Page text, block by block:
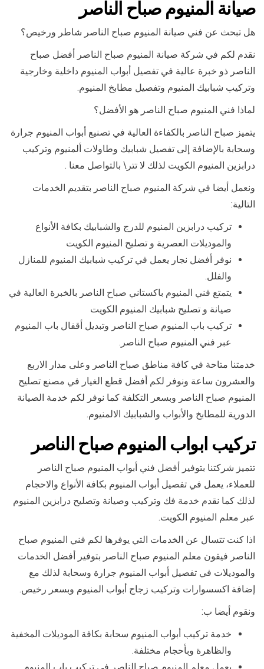
صيانة المنيوم صباح الناصر
هل تبحث عن فني صيانة المنيوم صباح الناصر شاطر ورخيص؟
نقدم لكم في شركة صيانة المنيوم صباح الناصر أفضل صباح
الناصر ذو خبرة عالية في تفصيل أبواب المنيوم داخلية وخارجية
وتركيب شبابيك المنيوم وتفصيل مطابخ المنيوم.
لماذا فني المنيوم صباح الناصر هو الأفضل؟
يتميز صباح الناصر بالكفاءة العالية في تصنيع أبواب المنيوم جرارة
وسحابة بالإضافة إلى تفصيل شبابيك وطاولات ألمنيوم وتركيب
درابزين المنيوم الكويت لذلك لا تتر\ بالتواصل معنا .
ونعمل أيضا في شركة المنيوم صباح الناصر بتقديم الخدمات
التالية:
تركيب درابزين المنيوم للدرج والشبابيك بكافة الأنواع
والموديلات العصرية و تصليح المنيوم الكويت
نوفر أفضل نجار يعمل في تركيب شبابيك المنيوم للمنازل
والفلل.
يتمتع فني المنيوم باكستاني صباح الناصر بالخبرة العالية في
صيانة و تصليح شبابيك المنيوم الكويت
تركيب باب المنيوم صباح الناصر وتبديل أقفال باب المنيوم
عبر فني المنيوم صباح الناصر.
خدمتنا متاحة في كافة مناطق صباح الناصر وعلى مدار الاربع
والعشرون ساعة ونوفر لكم أفضل قطع الغيار في مصنع تصليح
المنيوم صباح الناصر وبسعر التكلفة كما نوفر لكم خدمة الصيانة
الدورية للمطابخ والأبواب والشبابيك الالمنيوم.
تركيب ابواب المنيوم صباح الناصر
تتميز شركتنا بتوفير أفضل فني أبواب المنيوم صباح الناصر
للعملاء، يعمل في تفصيل أبواب المنيوم بكافة الأنواع والاحجام
لذلك كما نقدم خدمة فك وتركيب وصيانة وتصليح درابزين المنيوم
عبر معلم المنيوم الكويت.
اذا كنت تتسال عن الخدمات التي يوفرها لكم فني المنيوم صباح
الناصر فيقون معلم المنيوم صباح الناصر بتوفير أفضل الخدمات
والموديلات في تفصيل أبواب المنيوم جرارة وسحابة لذلك مع
إضافة اكسسوارات وتركيب زجاج أبواب المنيوم وبسعر رخيص.
ونقوم أيضا ب:
خدمة تركيب أبواب المنيوم سحابة بكافة الموديلات المخفية
والظاهرة وبأحجام مختلفة.